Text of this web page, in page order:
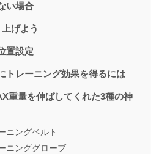
い場合
げよう
置設定
トレーニング効果を得るには
重量を伸ばしてくれた3種の神
ニングベルト
ニンググローブ